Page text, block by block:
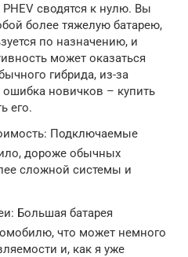
сводятся к нулю. Вы
более тяжелую батарею,
по назначению, и
может оказаться
гибрида, из-за
новичков – купить
его.
Подключаемые
дороже обычных
сложной системы и
Большая батарея
что может немного
и, как я уже